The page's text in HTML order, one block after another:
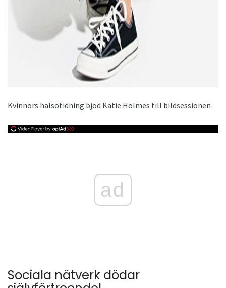
Kvinnors hälsotidning bjöd Katie Holmes till bildsessionen
ad
Sociala nätverk dödar